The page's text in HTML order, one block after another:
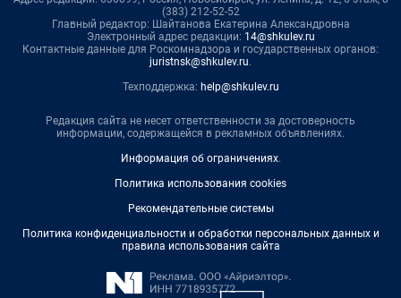
(383) 212-52-52
Главный редактор: Шайтанова Екатерина Александровна
Электронный адрес редакции: 14@shkulev.ru
Контактные данные для Роскомнадзора и государственных органов:
juristnsk@shkulev.ru.
Техподдержка: help@shkulev.ru
Редакция сайта не несет ответственности за достоверность
информации, содержащейся в рекламных объявлениях.
Информация об ограничениях.
Политика использования cookies
Рекомендательные системы
Политика конфиденциальности и обработки персональных данных и
правила использования сайта